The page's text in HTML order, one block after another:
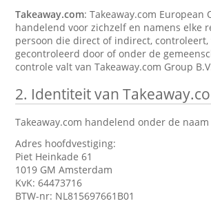
Takeaway.com: Takeaway.com European
handelend voor zichzelf en namens elke
persoon die direct of indirect,
gecontroleerd door of onder de
controle valt van Takeaway.com Group
2. Identiteit van
Takeaway.com handelend onder de
Adres hoofdvestiging:
Piet Heinkade 61
1019 GM Amsterdam
KvK: 64473716
BTW-nr: NL815697661B01